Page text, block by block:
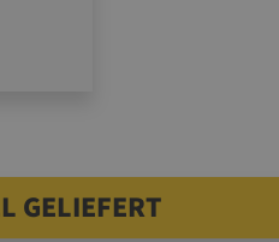
GELIEFERT